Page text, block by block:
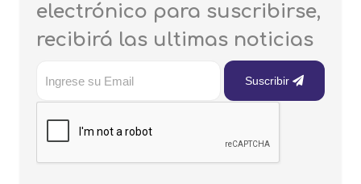
electrónico para suscribirse,
recibirá las ultimas noticias
Suscribir